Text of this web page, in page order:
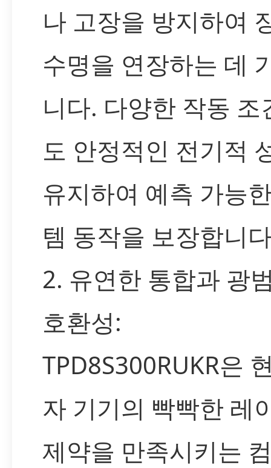
나 고장을 방지하여
수명을 연장하는 데
니다. 다양한 작동 조
도 안정적인 전기적
유지하여 예측 가능
템 동작을 보장합니
2. 유연한 통합과 광
호환성:
TPD8S300RUKR은
자 기기의 빡빡한 레
제약을 만족시키는